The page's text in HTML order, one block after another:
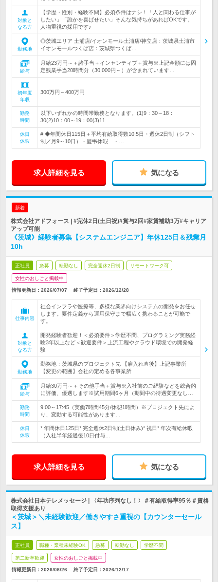
対象と
なる方
【学歴・性別・経験不問】必須条件はナシ！「人と関わる仕事が
したい」「誰かを喜ばせたい」そんな気持ちがあればOKです。
人物重視の採用です♪
勤務地
◎茨城エリア 土浦店/イオンモール土浦店/神立店：茨城県土浦市
イオンモールつくば店：茨城県つくば…
給与
月給23万円～＋諸手当＋インセンティブ＋賞与※上記金額には固
定残業手当20時間分（30,000円～）が含まれています…
初年度
年収
300万円～400万円
勤務
時間
以下いずれかの時間帯勤務となります。(1)9：30～18：
30(2)10：00～19：00(3)11…
休日
休暇
# ◆年間休日115日＋平均有給取得数10.5日・週休2日制（シフト
制／月9～10日）・慶弔休暇 ・…
求人詳細を見る 気になる
新着
株式会社アドフォース | #完休2日(土日祝)#賞与2回#家賃補助3万#キャリア
アップ可能
《茨城》経験者募集【システムエンジニア】年休125日＆残業月
10h
正社員 急募 転勤なし 完全週休2日制 リモートワーク可
女性のおしごと掲載中
情報更新日：2026/07/07 終了予定日： 2026/12/28
仕事内容
社会インフラや医療等、多様な業界向けシステムの開発をお任せ
します。要件定義から運用保守まで幅広く携わることが可能で
す。
対象と
なる方
開発経験者歓迎！＜必須要件＞学歴不問、プログラミング実務経
験3年以上など＜歓迎要件＞上流工程やクラウド環境での開発経
験
勤務地
勤務地：茨城県のプロジェクト先 【雇入れ直後】上記事業所
【変更の範囲】会社の定める各事業所
給与
月給30万円～＋その他手当＋賞与※入社前のご経験などを総合的
に評価、優遇します※試用期間6ヶ月（期間中の待遇変更なし…
勤務
時間
9:00～17:45（実働7時間45分/休憩1時間）※プロジェクト先によ
り、変動する可能性があります…
休日
休暇
* 年間休日125日* 完全週休2日制(土日休み)* 祝日* 年次有給休暇
（入社半年経過後10日付与…
求人詳細を見る 気になる
株式会社日本テレメッセージ | 〈年功序列なし！〉＃有給取得率95％＃資格
取得支援あり
＜茨城＞＼未経験歓迎／働きやすさ重視の【カウンターセール
ス】
正社員 職種・業種未経験OK 急募 転勤なし 学歴不問
第二新卒歓迎 女性のおしごと掲載中
情報更新日：2026/06/26 終了予定日： 2026/12/17